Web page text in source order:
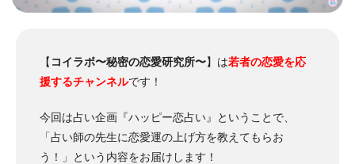
【 コイラボ〜秘密の恋愛研究所〜】は若者の恋愛を応
援するチャンネルです！
今回は占い企画『ハッピー恋占い』ということで、
「占い師の先生に恋愛運の上げ方を教えてもらお
う！」という内容をお届けします！